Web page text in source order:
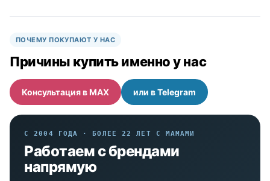
ПОЧЕМУ ПОКУПАЮТ У НАС
Причины купить именно у нас
Консультация в MAX или в Telegram
С 2004 ГОДА · БОЛЕЕ 22 ЛЕТ С МАМАМИ
Работаем с брендами
напрямую